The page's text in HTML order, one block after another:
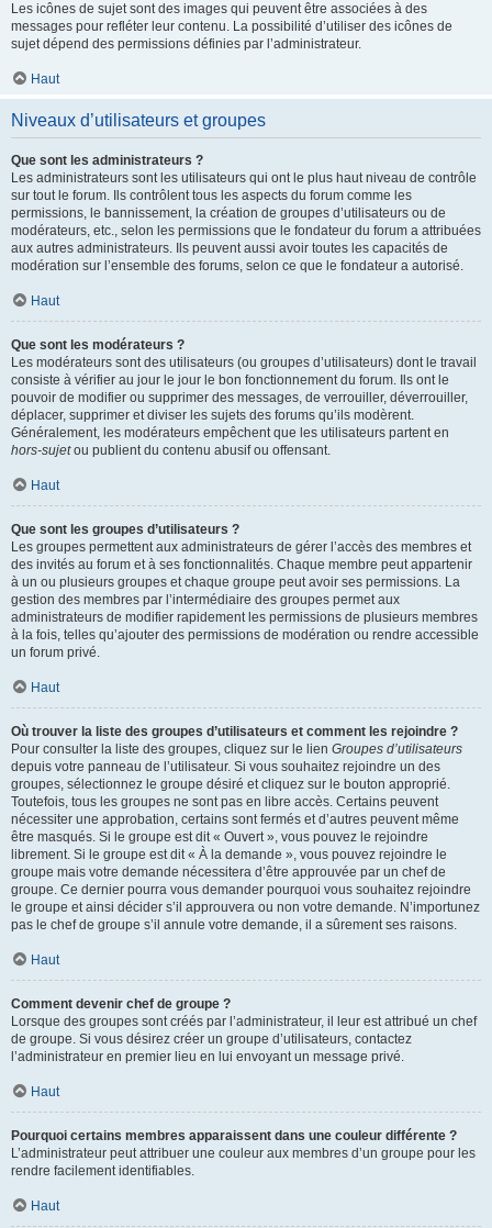
Les icônes de sujet sont des images qui peuvent être associées à des
messages pour refléter leur contenu. La possibilité d’utiliser des icônes de
sujet dépend des permissions définies par l’administrateur.
Haut
Niveaux d’utilisateurs et groupes
Que sont les administrateurs ?
Les administrateurs sont les utilisateurs qui ont le plus haut niveau de contrôle
sur tout le forum. Ils contrôlent tous les aspects du forum comme les
permissions, le bannissement, la création de groupes d’utilisateurs ou de
modérateurs, etc., selon les permissions que le fondateur du forum a attribuées
aux autres administrateurs. Ils peuvent aussi avoir toutes les capacités de
modération sur l’ensemble des forums, selon ce que le fondateur a autorisé.
Haut
Que sont les modérateurs ?
Les modérateurs sont des utilisateurs (ou groupes d’utilisateurs) dont le travail
consiste à vérifier au jour le jour le bon fonctionnement du forum. Ils ont le
pouvoir de modifier ou supprimer des messages, de verrouiller, déverrouiller,
déplacer, supprimer et diviser les sujets des forums qu’ils modèrent.
Généralement, les modérateurs empêchent que les utilisateurs partent en
hors-sujetou publient du contenu abusif ou offensant.
Haut
Que sont les groupes d’utilisateurs ?
Les groupes permettent aux administrateurs de gérer l’accès des membres et
des invités au forum et à ses fonctionnalités. Chaque membre peut appartenir
à un ou plusieurs groupes et chaque groupe peut avoir ses permissions. La
gestion des membres par l’intermédiaire des groupes permet aux
administrateurs de modifier rapidement les permissions de plusieurs membres
à la fois, telles qu’ajouter des permissions de modération ou rendre accessible
un forum privé.
Haut
Où trouver la liste des groupes d’utilisateurs et comment les rejoindre ?
Pour consulter la liste des groupes, cliquez sur le lien Groupes d’utilisateurs
depuis votre panneau de l’utilisateur. Si vous souhaitez rejoindre un des
groupes, sélectionnez le groupe désiré et cliquez sur le bouton approprié.
Toutefois, tous les groupes ne sont pas en libre accès. Certains peuvent
nécessiter une approbation, certains sont fermés et d’autres peuvent même
être masqués. Si le groupe est dit « Ouvert », vous pouvez le rejoindre
librement. Si le groupe est dit « À la demande », vous pouvez rejoindre le
groupe mais votre demande nécessitera d’être approuvée par un chef de
groupe. Ce dernier pourra vous demander pourquoi vous souhaitez rejoindre
le groupe et ainsi décider s’il approuvera ou non votre demande. N’importunez
pas le chef de groupe s’il annule votre demande, il a sûrement ses raisons.
Haut
Comment devenir chef de groupe ?
Lorsque des groupes sont créés par l’administrateur, il leur est attribué un chef
de groupe. Si vous désirez créer un groupe d’utilisateurs, contactez
l’administrateur en premier lieu en lui envoyant un message privé.
Haut
Pourquoi certains membres apparaissent dans une couleur différente ?
L’administrateur peut attribuer une couleur aux membres d’un groupe pour les
rendre facilement identifiables.
Haut